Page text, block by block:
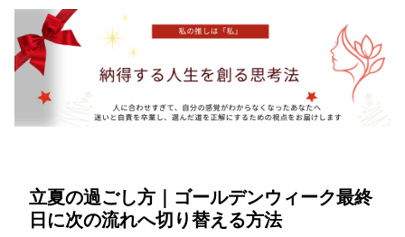
立夏の過ごし方｜ゴールデンウィーク最終
日に次の流れへ切り替える方法